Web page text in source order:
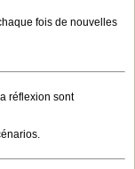
fois de nouvelles
réflexion sont